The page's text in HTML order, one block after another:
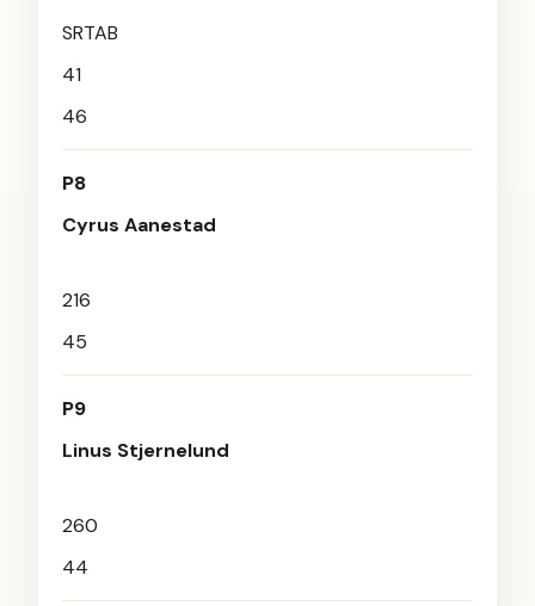
SRTAB
41
46
P8
Cyrus Aanestad
216
45
P9
Linus Stjernelund
260
44